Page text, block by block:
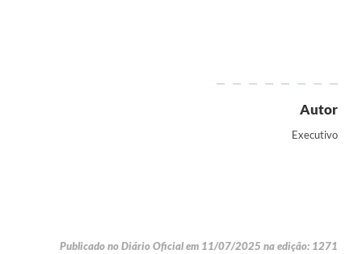
Autor
Executivo
Publicado no Diário Oficial em 11/07/2025 na edição: 1271